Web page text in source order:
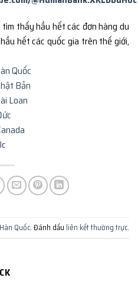
thấy hầu hết các đơn hàng du
hết các quốc gia trên thế giới,
Quốc
Bản
Loan
Quốc. Đánh dấu liên kết thường trực.